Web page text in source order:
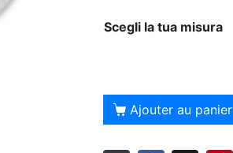
Scegli la tua misura
Ajouter au panier